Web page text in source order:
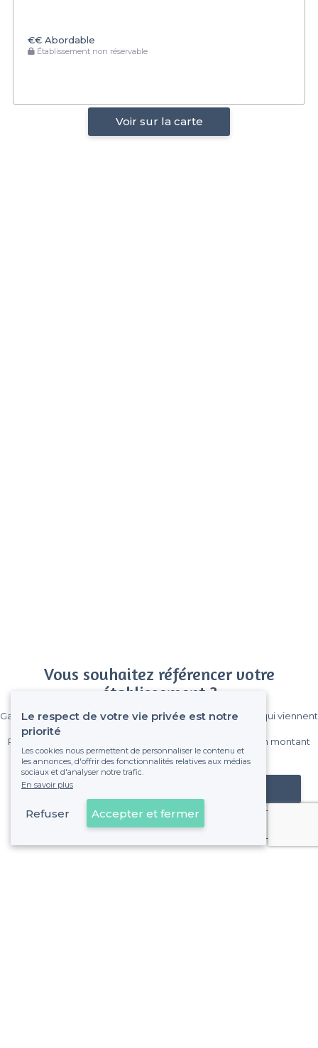
€€ Abordable
Établissement non réservable
Voir sur la carte
Vous souhaitez référencer votre
établissement ?
Gagnez de nombreux clients parmi le million de visiteurs qui viennent
Pas de commissions et sans engagement, vous payez un montant
fixe sans risque de voir déraper la facture.
Référencer mon établissement
Déjà client
Le respect de votre vie privée est notre
priorité
Les cookies nous permettent de personnaliser le contenu et
les annonces, d'offrir des fonctionnalités relatives aux médias
sociaux et d'analyser notre trafic.
En savoir plus
Refuser Accepter et fermer